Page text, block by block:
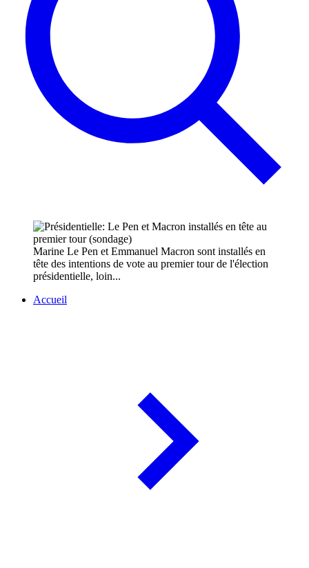
Marine Le Pen et Emmanuel Macron sont installés en
tête des intentions de vote au premier tour de l'élection
présidentielle, loin...
Accueil